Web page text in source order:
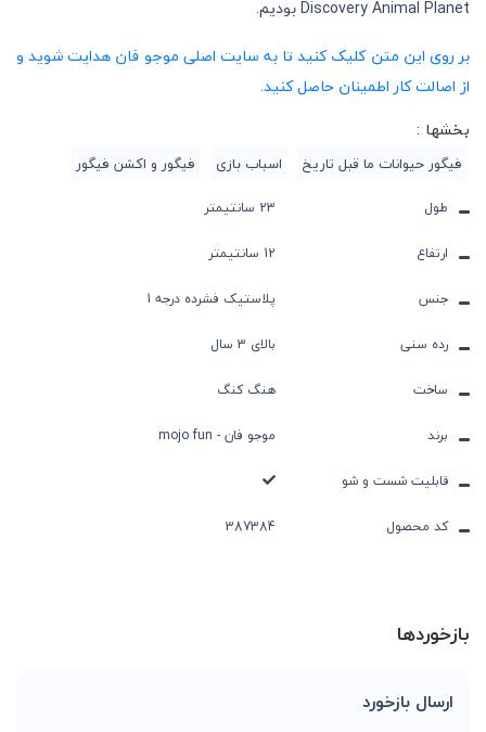
Discovery Animal Planet بودیم.
بر روی این متن کلیک کنید تا به سایت اصلی موجو فان هدایت شوید و
از اصالت کار اطمینان حاصل کنید.
بخشها :
فیگور حیوانات ما قبل تاریخ اسباب بازی فیگور و اکشن فیگور
طول
23 سانتیمتر
ارتفاع
12 سانتیمتر
جنس
پلاستیک فشرده درجه 1
رده سنی
بالای 3 سال
ساخت
هنگ کنگ
برند
موجو فان - mojo fun
قابلیت شست و شو
کد محصول
387384
بازخوردها
ارسال بازخورد